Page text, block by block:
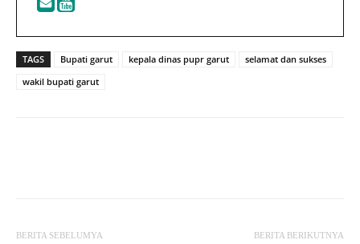
TAGS Bupati garut kepala dinas pupr garut
selamat dan sukses
wakil bupati garut
BERITA SEBELUMYA BERITA BERIKUTNYA